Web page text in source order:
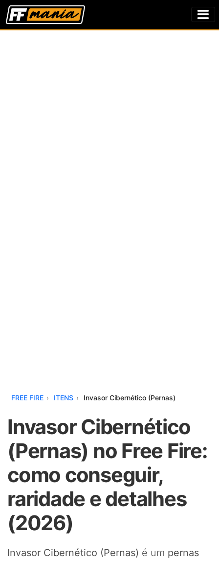
FREE FIRE ITENS Invasor Cibernético (Pernas)
Invasor Cibernético
(Pernas) no Free Fire:
como conseguir,
raridade e detalhes
(2026)
Invasor Cibernético (Pernas) é um pernas